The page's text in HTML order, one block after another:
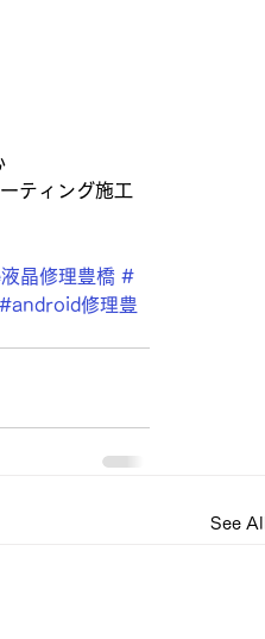
ティング施工
晶修理豊橋 #
#android修理豊
See All